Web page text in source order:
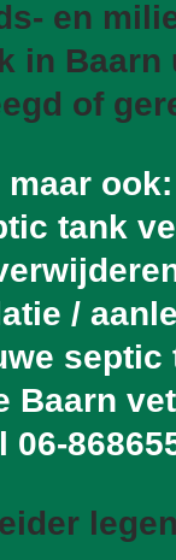
en
in Baarn
of
maar ook:
tank
/
septic
Baarn
06-